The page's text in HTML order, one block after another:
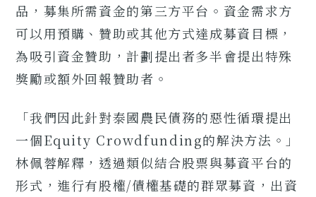
品，募集所需資金的第三方平台。資金需求方
可以用預購、贊助或其他方式達成募資目標，
為吸引資金贊助，計劃提出者多半會提出特殊
獎勵或額外回報贊助者。
「我們因此針對泰國農民債務的惡性循環提出
一個Equity Crowdfunding的解決方法。」
林佩蓉解釋，透過類似結合股票與募資平台的
形式，進行有股權/債權基礎的群眾募資，出資